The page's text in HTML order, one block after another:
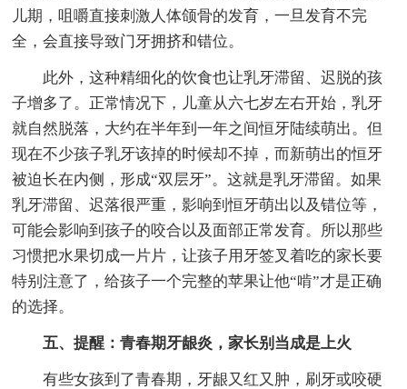
儿期，咀嚼直接刺激人体颌骨的发育，一旦发育不完
全，会直接导致门牙拥挤和错位。
此外，这种精细化的饮食也让乳牙滞留、迟脱的孩
子增多了。正常情况下，儿童从六七岁左右开始，乳牙
就自然脱落，大约在半年到一年之间恒牙陆续萌出。但
现在不少孩子乳牙该掉的时候却不掉，而新萌出的恒牙
被迫长在内侧，形成“双层牙”。这就是乳牙滞留。如果
乳牙滞留、迟落很严重，影响到恒牙萌出以及错位等，
可能会影响到孩子的咬合以及面部正常发育。所以那些
习惯把水果切成一片片，让孩子用牙签叉着吃的家长要
特别注意了，给孩子一个完整的苹果让他“啃”才是正确
的选择。
五、提醒：青春期牙龈炎，家长别当成是上火
有些女孩到了青春期，牙龈又红又肿，刷牙或咬硬